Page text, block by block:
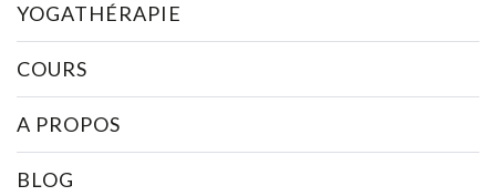
YOGATHÉRAPIE
COURS
A PROPOS
BLOG